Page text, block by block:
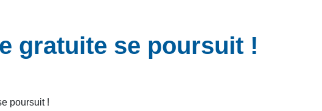
gratuite se poursuit !